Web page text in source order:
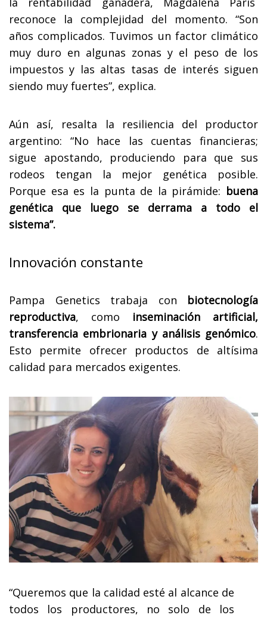
reconoce la complejidad del momento. “Son
años complicados. Tuvimos un factor climático
muy duro en algunas zonas y el peso de los
impuestos y las altas tasas de interés siguen
siendo muy fuertes”, explica.
Aún así, resalta la resiliencia del productor
argentino: “No hace las cuentas financieras;
sigue apostando, produciendo para que sus
rodeos tengan la mejor genética posible.
Porque esa es la punta de la pirámide: buena
genética que luego se derrama a todo el
sistema”.
Innovación constante
Pampa Genetics trabaja con biotecnología
reproductiva, como inseminación artificial,
transferencia embrionaria y análisis genómico.
Esto permite ofrecer productos de altísima
calidad para mercados exigentes.
“Queremos que la calidad esté al alcance de
todos los productores, no solo de los